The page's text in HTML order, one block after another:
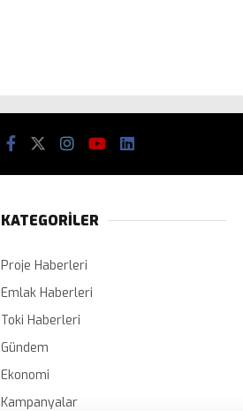
KATEGORİLER
Proje Haberleri
Emlak Haberleri
Toki Haberleri
Gündem
Ekonomi
Kampanyalar